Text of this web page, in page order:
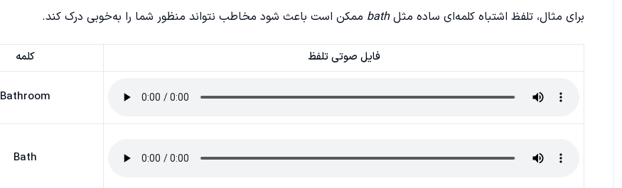
برای مثال، تلفظ اشتباه کلمه‌ای ساده مثلbath ممکن است باعث شود مخاطب نتواند منظور شما را به‌خوبی درک کند.
فایل صوتی تلفظ کلمه
Bathroom
Bath